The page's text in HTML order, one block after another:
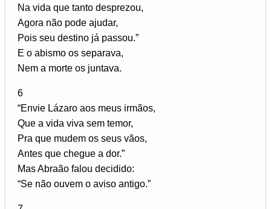
Na vida que tanto desprezou,
Agora não pode ajudar,
Pois seu destino já passou.”
E o abismo os separava,
Nem a morte os juntava.
6
“Envie Lázaro aos meus irmãos,
Que a vida viva sem temor,
Pra que mudem os seus vãos,
Antes que chegue a dor.”
Mas Abraão falou decidido:
“Se não ouvem o aviso antigo.”